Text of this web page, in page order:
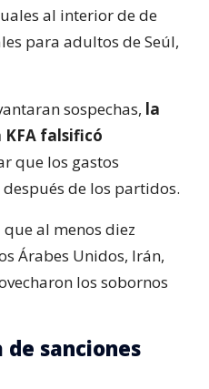
al interior de de
para adultos de Seúl,
sospechas, la
KFA falsificó
que los gastos
de los partidos.
al menos diez
Árabes Unidos, Irán,
los sobornos
de sanciones